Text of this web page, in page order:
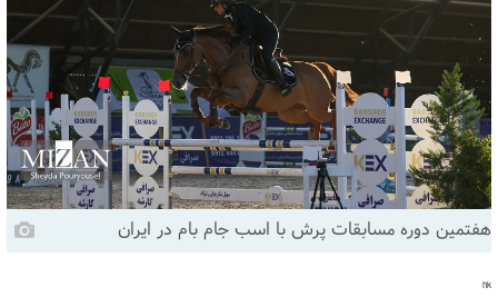
هفتمین دوره مسابقات پرش با اسب جام بام در ایران
hk